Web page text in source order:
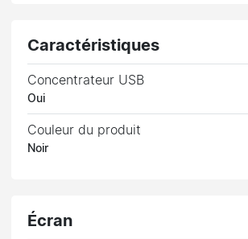
Caractéristiques
Concentrateur USB
Oui
Couleur du produit
Noir
Écran